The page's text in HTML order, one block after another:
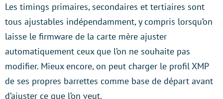
Les timings primaires, secondaires et tertiaires sont
tous ajustables indépendamment, y compris lorsqu’on
laisse le firmware de la carte mère ajuster
automatiquement ceux que l’on ne souhaite pas
modifier. Mieux encore, on peut charger le profil XMP
de ses propres barrettes comme base de départ avant
d’ajuster ce que l’on veut.